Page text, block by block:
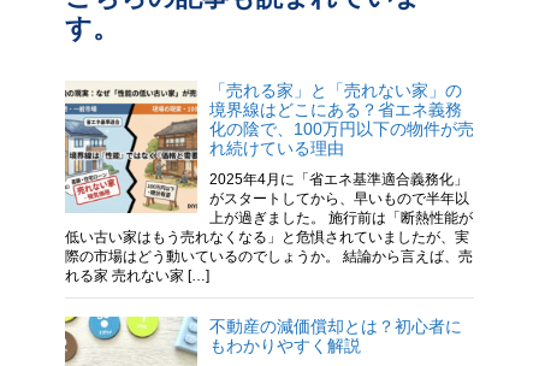
す。
「売れる家」と「売れない家」の
境界線はどこにある？省エネ義務
化の陰で、100万円以下の物件が売
れ続けている理由
2025年4月に「省エネ基準適合義務化」
がスタートしてから、早いもので半年以
上が過ぎました。 施行前は「断熱性能が
低い古い家はもう売れなくなる」と危惧されていましたが、実
際の市場はどう動いているのでしょうか。 結論から言えば、売
れる家 売れない家 […]
不動産の減価償却とは？初心者に
もわかりやすく解説